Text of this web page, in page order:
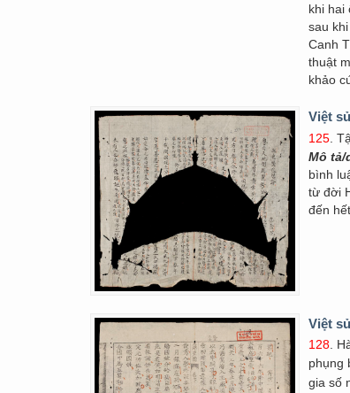
khi hai
sau
Canh
thuật
khảo
Việt
125.
Mô tả/
bình
từ đời
đến
Việt
128.
phụng
gia số